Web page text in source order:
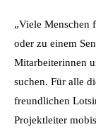
„Viele Menschen
oder zu einem
Mitarbeiterinnen
suchen. Für alle
freundlichen
Projektleiter